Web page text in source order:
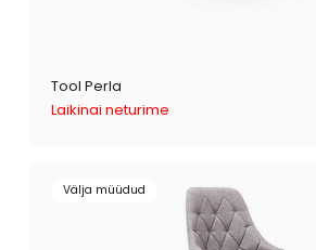
Tool Perla
Laikinai neturime
Välja müüdud